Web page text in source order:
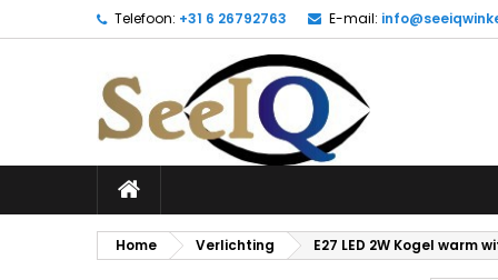
Telefoon: +31 6 26792763 E-mail:
Home Verlichting E27 LED 2W Kogel warm